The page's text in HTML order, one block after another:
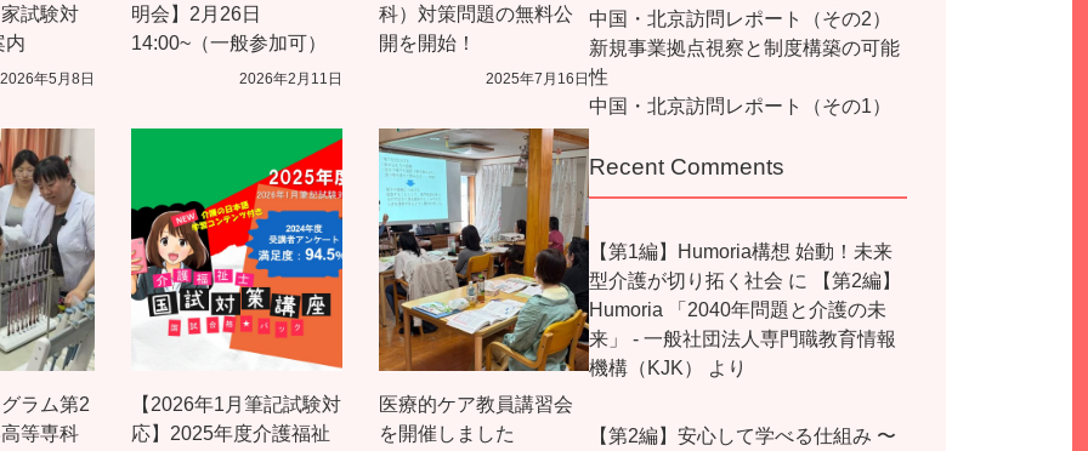
試験対
内
2026年5月8日
明会】2月26日
14:00~（一般参加可）
2026年2月11日
科）対策問題の無料公
開を開始！
2025年7月16日
ラム第2
等専科
【2026年1月筆記試験対
応】2025年度介護福祉
医療的ケア教員講習会
を開催しました
中国・北京訪問レポート（その2）
新規事業拠点視察と制度構築の可能
性
中国・北京訪問レポート（その1）
Recent Comments
【第1編】Humoria構想 始動！未来
型介護が切り拓く社会 に
【第2編】
Humoria 「2040年問題と介護の未
来」 - 一般社団法人専門職教育情報
機構（KJK）
より
【第2編】安心して学べる仕組み 〜